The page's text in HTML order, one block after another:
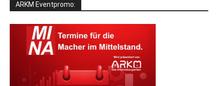
ARKM Eventpromo: